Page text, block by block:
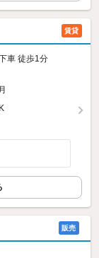
賃貸
車 徒歩1分
販売